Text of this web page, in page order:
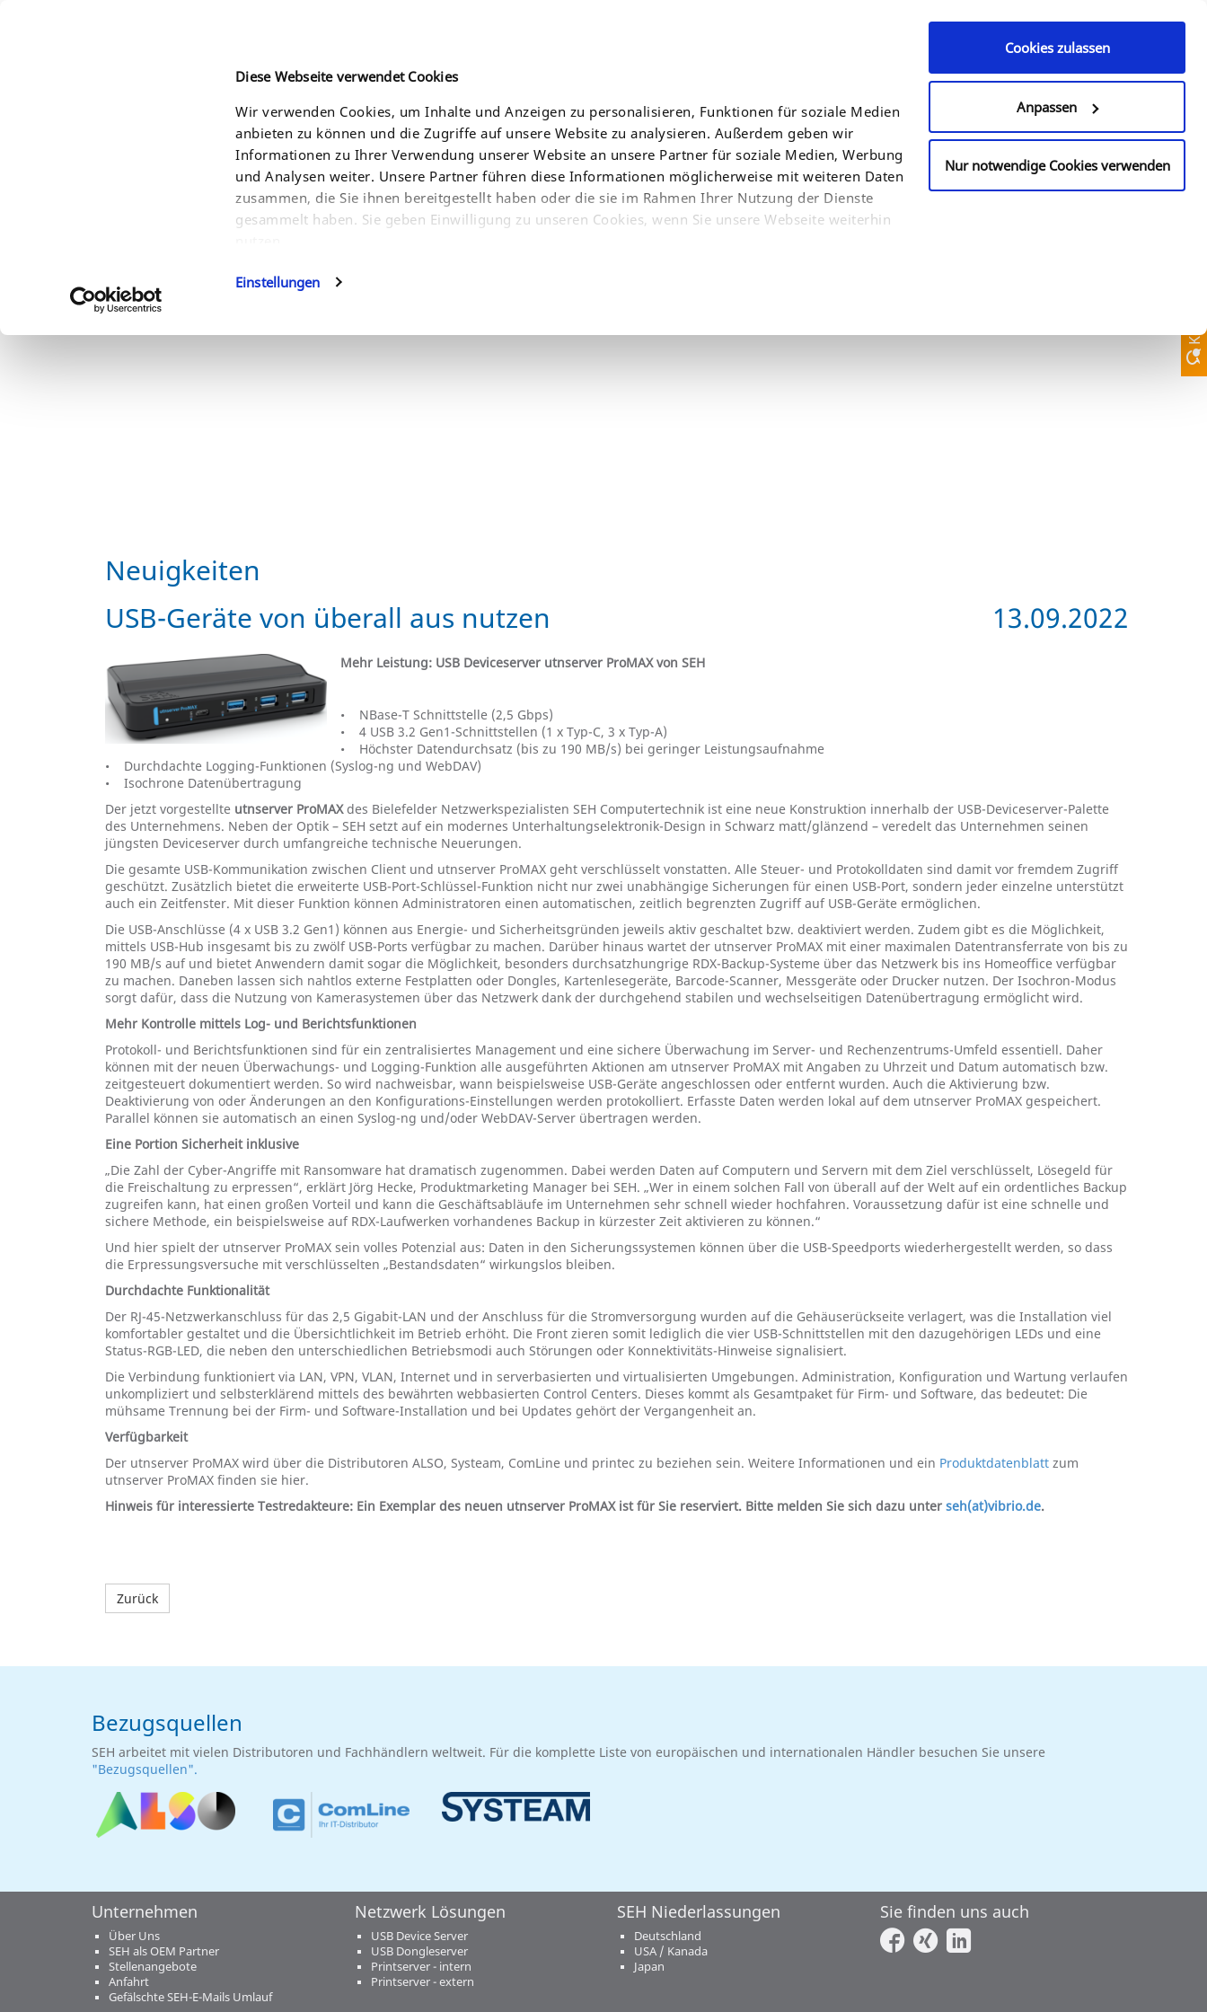
Diese Webseite verwendet Cookies
Wir verwenden Cookies, um Inhalte und Anzeigen zu personalisieren, Funktionen für soziale Medien
anbieten zu können und die Zugriffe auf unsere Website zu analysieren. Außerdem geben wir
Informationen zu Ihrer Verwendung unserer Website an unsere Partner für soziale Medien, Werbung
und Analysen weiter. Unsere Partner führen diese Informationen möglicherweise mit weiteren Daten
zusammen, die Sie ihnen bereitgestellt haben oder die sie im Rahmen Ihrer Nutzung der Dienste
gesammelt haben. Sie geben Einwilligung zu unseren Cookies, wenn Sie unsere Webseite weiterhin
Einstellungen
Cookies zulassen
Anpassen
Nur notwendige Cookies verwenden
+49 (0)521 94 22 6 - 0
LÖSUNGEN SERVICE UNTERNEHMEN BEZUGSQUELLEN
Neuigkeiten
13.09.2022
USB-Geräte von überall aus nutzen
Mehr Leistung: USB Deviceserver utnserver ProMAX von SEH
• NBase-T Schnittstelle (2,5 Gbps)
• 4 USB 3.2 Gen1-Schnittstellen (1 x Typ-C, 3 x Typ-A)
• Höchster Datendurchsatz (bis zu 190 MB/s) bei geringer Leistungsaufnahme
• Durchdachte Logging-Funktionen (Syslog-ng und WebDAV)
• Isochrone Datenübertragung
Der jetzt vorgestellte utnserver ProMAXdes Bielefelder Netzwerkspezialisten SEH Computertechnik ist eine neue Konstruktion innerhalb der USB-Deviceserver-Palette
des Unternehmens. Neben der Optik – SEH setzt auf ein modernes Unterhaltungselektronik-Design in Schwarz matt/glänzend – veredelt das Unternehmen seinen
jüngsten Deviceserver durch umfangreiche technische Neuerungen.
Die gesamte USB-Kommunikation zwischen Client und utnserver ProMAX geht verschlüsselt vonstatten. Alle Steuer- und Protokolldaten sind damit vor fremdem Zugriff
geschützt. Zusätzlich bietet die erweiterte USB-Port-Schlüssel-Funktion nicht nur zwei unabhängige Sicherungen für einen USB-Port, sondern jeder einzelne unterstützt
auch ein Zeitfenster. Mit dieser Funktion können Administratoren einen automatischen, zeitlich begrenzten Zugriff auf USB-Geräte ermöglichen.
Die USB-Anschlüsse (4 x USB 3.2 Gen1) können aus Energie- und Sicherheitsgründen jeweils aktiv geschaltet bzw. deaktiviert werden. Zudem gibt es die Möglichkeit,
mittels USB-Hub insgesamt bis zu zwölf USB-Ports verfügbar zu machen. Darüber hinaus wartet der utnserver ProMAX mit einer maximalen Datentransferrate von bis zu
190 MB/s auf und bietet Anwendern damit sogar die Möglichkeit, besonders durchsatzhungrige RDX-Backup-Systeme über das Netzwerk bis ins Homeoffice verfügbar
zu machen. Daneben lassen sich nahtlos externe Festplatten oder Dongles, Kartenlesegeräte, Barcode-Scanner, Messgeräte oder Drucker nutzen. Der Isochron-Modus
sorgt dafür, dass die Nutzung von Kamerasystemen über das Netzwerk dank der durchgehend stabilen und wechselseitigen Datenübertragung ermöglicht wird.
Mehr Kontrolle mittels Log- und Berichtsfunktionen
Protokoll- und Berichtsfunktionen sind für ein zentralisiertes Management und eine sichere Überwachung im Server- und Rechenzentrums-Umfeld essentiell. Daher
können mit der neuen Überwachungs- und Logging-Funktion alle ausgeführten Aktionen am utnserver ProMAX mit Angaben zu Uhrzeit und Datum automatisch bzw.
zeitgesteuert dokumentiert werden. So wird nachweisbar, wann beispielsweise USB-Geräte angeschlossen oder entfernt wurden. Auch die Aktivierung bzw.
Deaktivierung von oder Änderungen an den Konfigurations-Einstellungen werden protokolliert. Erfasste Daten werden lokal auf dem utnserver ProMAX gespeichert.
Parallel können sie automatisch an einen Syslog-ng und/oder WebDAV-Server übertragen werden.
Eine Portion Sicherheit inklusive
„Die Zahl der Cyber-Angriffe mit Ransomware hat dramatisch zugenommen. Dabei werden Daten auf Computern und Servern mit dem Ziel verschlüsselt, Lösegeld für
die Freischaltung zu erpressen“, erklärt Jörg Hecke, Produktmarketing Manager bei SEH. „Wer in einem solchen Fall von überall auf der Welt auf ein ordentliches Backup
zugreifen kann, hat einen großen Vorteil und kann die Geschäftsabläufe im Unternehmen sehr schnell wieder hochfahren. Voraussetzung dafür ist eine schnelle und
sichere Methode, ein beispielsweise auf RDX-Laufwerken vorhandenes Backup in kürzester Zeit aktivieren zu können.“
Und hier spielt der utnserver ProMAX sein volles Potenzial aus: Daten in den Sicherungssystemen können über die USB-Speedports wiederhergestellt werden, so dass
die Erpressungsversuche mit verschlüsselten „Bestandsdaten“ wirkungslos bleiben.
Durchdachte Funktionalität
Der RJ-45-Netzwerkanschluss für das 2,5 Gigabit-LAN und der Anschluss für die Stromversorgung wurden auf die Gehäuserückseite verlagert, was die Installation viel
komfortabler gestaltet und die Übersichtlichkeit im Betrieb erhöht. Die Front zieren somit lediglich die vier USB-Schnittstellen mit den dazugehörigen LEDs und eine
Status-RGB-LED, die neben den unterschiedlichen Betriebsmodi auch Störungen oder Konnektivitäts-Hinweise signalisiert.
Die Verbindung funktioniert via LAN, VPN, VLAN, Internet und in serverbasierten und virtualisierten Umgebungen. Administration, Konfiguration und Wartung verlaufen
unkompliziert und selbsterklärend mittels des bewährten webbasierten Control Centers. Dieses kommt als Gesamtpaket für Firm- und Software, das bedeutet: Die
mühsame Trennung bei der Firm- und Software-Installation und bei Updates gehört der Vergangenheit an.
Verfügbarkeit
Der utnserver ProMAX wird über die Distributoren ALSO, Systeam, ComLine und printec zu beziehen sein. Weitere Informationen und ein Produktdatenblatt zum
utnserver ProMAX finden sie hier.
Hinweis für interessierte Testredakteure: Ein Exemplar des neuen utnserver ProMAX ist für Sie reserviert. Bitte melden Sie sich dazu unter seh(at)vibrio.de.
Zurück
Bezugsquellen
SEH arbeitet mit vielen Distributoren und Fachhändlern weltweit. Für die komplette Liste von europäischen und internationalen Händler besuchen Sie unsere
"Bezugsquellen".
Unternehmen
Über Uns
SEH als OEM Partner
Stellenangebote
Anfahrt
Gefälschte SEH-E-Mails Umlauf
Netzwerk Lösungen
USB Device Server
USB Dongleserver
Printserver - intern
Printserver - extern
SEH Niederlassungen
Deutschland
USA / Kanada
Japan
Sie finden uns auch